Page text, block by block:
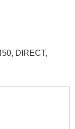
DIRECT,